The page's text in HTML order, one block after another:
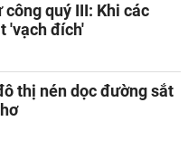
quý III: Khi các
'vạch đích'
thị nén dọc đường sắt